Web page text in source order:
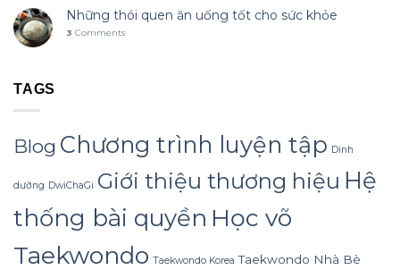
Những thói quen ăn uống tốt cho sức khỏe
3 Comments
TAGS
Blog Chương trình luyện tập Dinh
dưỡng DwiChaGi Giới thiệu thương hiệu Hệ
thống bài quyền Học võ
Taekwondo Taekwondo Korea Taekwondo Nhà Bè